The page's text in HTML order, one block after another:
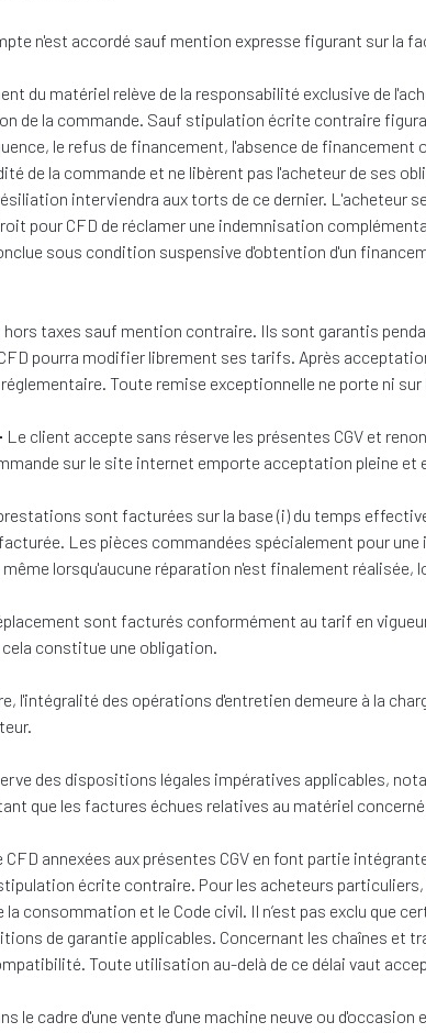
n'est accordé sauf mention expresse figurant sur la
du matériel relève de la responsabilité exclusive de
de la commande. Sauf stipulation écrite contraire
le refus de financement, l'absence de
de la commande et ne libèrent pas l'acheteur de
interviendra aux torts de ce dernier. L'acheteur
pour CFD de réclamer une indemnisation
sous condition suspensive d'obtention d'un
taxes sauf mention contraire. Ils sont garantis
pourra modifier librement ses tarifs. Après
Toute remise exceptionnelle ne porte ni
Le client accepte sans réserve les présentes CGV et
sur le site internet emporte acceptation pleine et
sont facturées sur la base (i) du temps
Les pièces commandées spécialement pour
lorsqu'aucune réparation n'est finalement
sont facturés conformément au tarif en
constitue une obligation.
l'intégralité des opérations d'entretien demeure à la
des dispositions légales impératives applicables,
que les factures échues relatives au matériel
annexées aux présentes CGV en font partie
écrite contraire. Pour les acheteurs
consommation et le Code civil. Il n’est pas exclu que
de garantie applicables. Concernant les chaînes et
Toute utilisation au-delà de ce délai vaut
le cadre d'une vente d'une machine neuve ou